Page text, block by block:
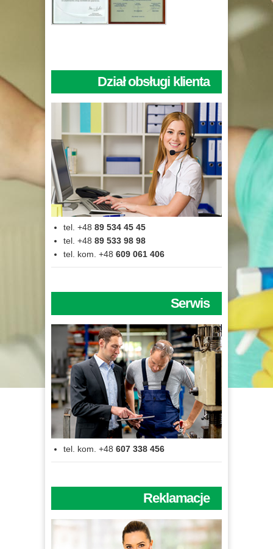
Dział obsługi klienta
tel. +48 89 534 45 45
tel. +48 89 533 98 98
tel. kom. +48 609 061 406
Serwis
tel. kom. +48 607 338 456
Reklamacje